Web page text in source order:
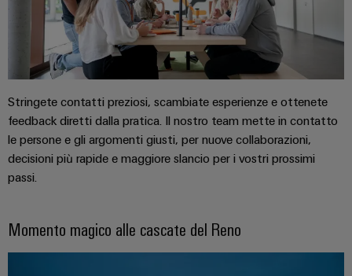
Custodie
modificate
e
dotate
Assemblaggio
cavi
personalizzato
prodotti
pratica per la
Stringete contatti preziosi, scambiate esperienze e ottenete
feedback diretti dalla pratica. Il nostro team mette in contatto
le persone e gli argomenti giusti, per nuove collaborazioni,
decisioni più rapide e maggiore slancio per i vostri prossimi
passi.
Momento magico alle cascate del Reno